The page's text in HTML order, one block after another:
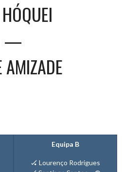
—
AMIZADE
Equipa B
🏑 Lourenço Rodrigues